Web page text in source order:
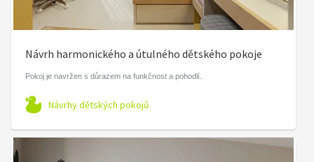
Návrh harmonického a útulného dětského pokoje
Pokoj je navržen s důrazem na funkčnost a pohodlí.
Návrhy dětských pokojů